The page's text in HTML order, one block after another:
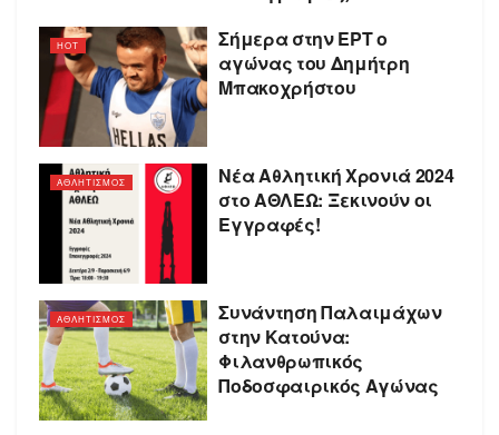
HOT
Σήμερα στην ΕΡΤ ο
αγώνας του Δημήτρη
Μπακοχρήστου
ΑΘΛΗΤΙΣΜΟΣ
Νέα Αθλητική Χρονιά 2024
στo ΑΘΛΕΩ: Ξεκινούν οι
Εγγραφές!
ΑΘΛΗΤΙΣΜΟΣ
Συνάντηση Παλαιμάχων
στην Κατούνα:
Φιλανθρωπικός
Ποδοσφαιρικός Αγώνας